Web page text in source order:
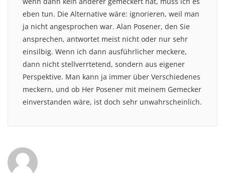
eben tun. Die Alternative wäre: ignorieren, weil man
ja nicht angesprochen war. Alan Posener, den Sie
ansprechen, antwortet meist nicht oder nur sehr
einsilbig. Wenn ich dann ausführlicher meckere,
dann nicht stellverrtetend, sondern aus eigener
Perspektive. Man kann ja immer über Verschiedenes
meckern, und ob Her Posener mit meinem Gemecker
einverstanden wäre, ist doch sehr unwahrscheinlich.